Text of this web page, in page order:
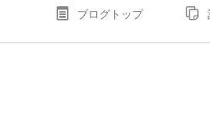
ブログトップ